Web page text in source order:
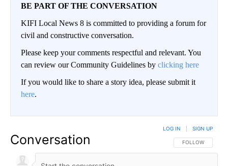
BE PART OF THE CONVERSATION
KIFI Local News 8 is committed to providing a forum for
civil and constructive conversation.
Please keep your comments respectful and relevant. You
can review our Community Guidelines by clicking here
If you would like to share a story idea, please submit it
here.
Conversation FOLLOW THIS
FOLLOW
LOG IN SIGN UP